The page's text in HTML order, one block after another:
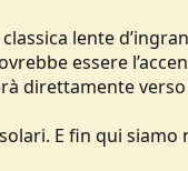
lente
essere
direttamente
E fin qui siamo